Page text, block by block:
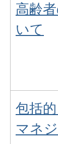
高齢
いて
包括
マネ